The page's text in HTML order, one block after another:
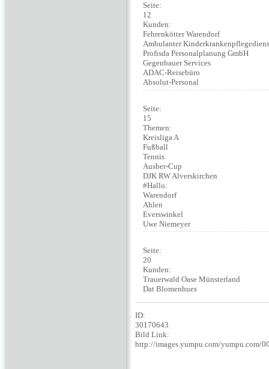
Seite:
12
Kunden:
Fehrenkötter Warendorf
Ambulanter
Profisda Personalplanung GmbH
Gegenbauer Services
ADAC-Reisebüro
Absolut-Personal
Seite:
15
Themen:
Kreisliga A
Fußball
Tennis
Ausber-Cup
DJK RW Alverskirchen
#Hallo:
Warendorf
Ahlen
Everswinkel
Uwe Niemeyer
Seite:
20
Kunden:
Trauerwald Oase Münsterland
Dat Blomenhues
ID:
30170643
Bild Link:
http://images.yumpu.com/yumpu.com/